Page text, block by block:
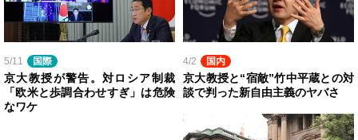
5/11 国際
京大教授が警告。対ロシア制裁
「欧米と歩調合わせすぎ」は危険
なワケ
4/2 国内
京大教授と“宿敵”竹中平蔵との対
談で判った新自由主義のヤバさ